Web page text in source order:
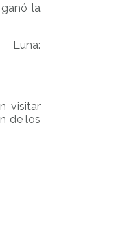
la
visitar
de los